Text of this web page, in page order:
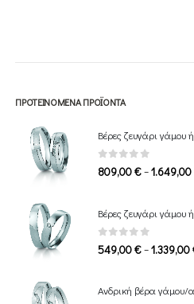
ΠΡΟΤΕΙΝΌΜΕΝΑ ΠΡΟΪΌΝΤΑ
Βέρες ζευγάρι
0out of 5
809,00€–1.649,00
Βέρες ζευγάρι
0 out of 5
549,00€–1.339,00
Ανδρική βέρα